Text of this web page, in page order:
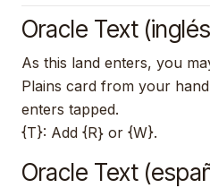
Oracle Text
As this land enters, you
Plains card from your
enters tapped.
{T}: Add {R} or {W}.
Oracle Text